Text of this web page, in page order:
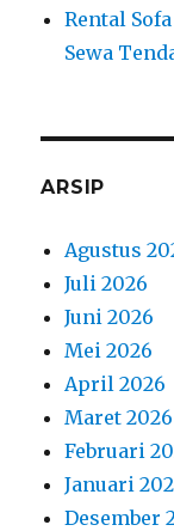
Rental
Sewa
ARSIP
Agustus
Juli 2026
Juni 2026
Mei 2026
April 2026
Maret 2026
Februari
Januari
Desember